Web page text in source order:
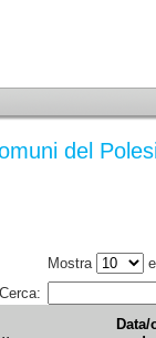
del
Mostra
Cerca:
Data/